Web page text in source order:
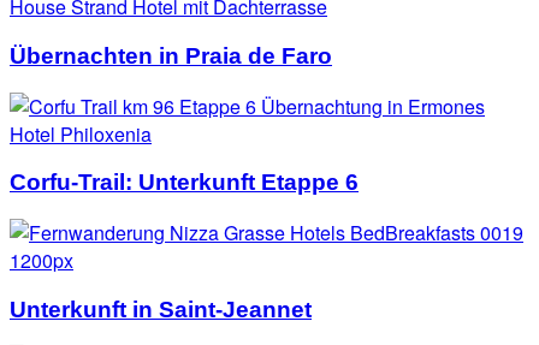
Übernachten in Praia de Faro
Corfu-Trail: Unterkunft Etappe 6
Unterkunft in Saint-Jeannet